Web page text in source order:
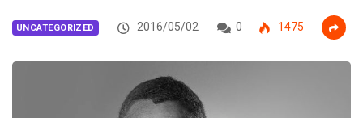
UNCATEGORIZED 2016/05/02 0 1475